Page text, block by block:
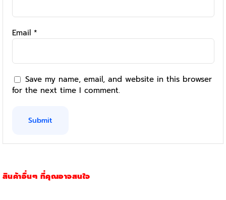
Email *
Save my name, email, and website in this browser
for the next time I comment.
สินค้าอื่นๆ ที่คุณอาจสนใจ